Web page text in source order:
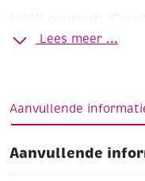
NVWA oordeelt:
Lees meer ...
Aanvullende
Aanvullende